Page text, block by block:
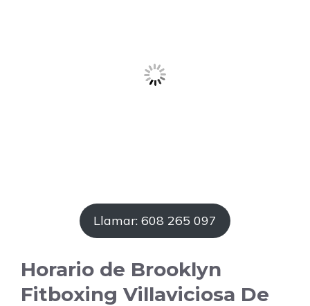
Llamar: 608 265 097
Horario de Brooklyn
Fitboxing Villaviciosa De